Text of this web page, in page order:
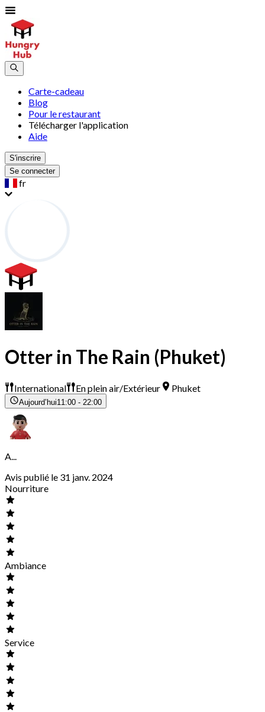
Carte-cadeau
Blog
Pour le restaurant
Télécharger l'application
Aide
S'inscrire
Se connecter
fr
Otter in The Rain (Phuket)
International En plein air/Extérieur Phuket
Aujourd’hui11:00 - 22:00
A...
Avis publié le 31 janv. 2024
Nourriture
Ambiance
Service